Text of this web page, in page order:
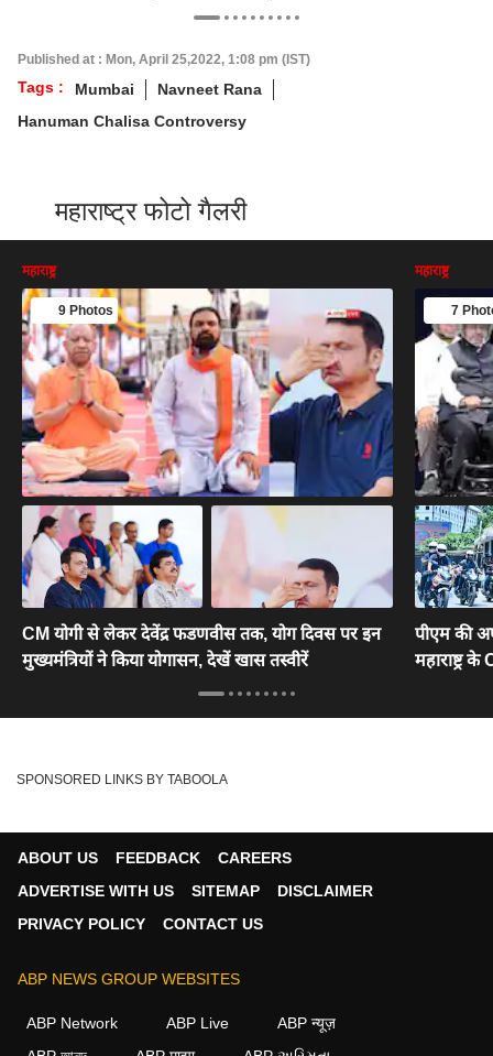
Published at : Mon, April 25,2022, 1:08 pm (IST)
Tags : Mumbai
Navneet Rana
Hanuman Chalisa Controversy
महाराष्ट्र फोटो गैलरी
महाराष्ट्र
9 Photos
CM योगी से लेकर देवेंद्र फडणवीस तक, योग दिवस पर इन
मुख्यमंत्रियों ने किया योगासन, देखें खास तस्वीरें
महाराष्ट्र
7
पीएम की
महाराष्ट्र
SPONSORED LINKS BY TABOOLA
ABOUT US FEEDBACK
CAREERS
ADVERTISE WITH US
SITEMAP
DISCLAIMER
PRIVACY POLICY
CONTACT US
ABP NEWS GROUP WEBSITES
ABP Network ABP Live
ABP न्यूज़